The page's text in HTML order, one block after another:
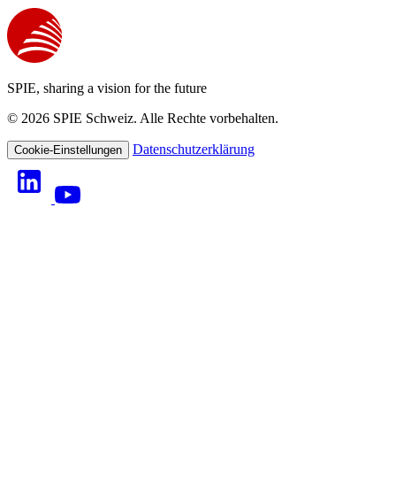
SPIE, sharing a vision for the future
© 2026 SPIE Schweiz. Alle Rechte vorbehalten.
Cookie-Einstellungen Datenschutzerklärung